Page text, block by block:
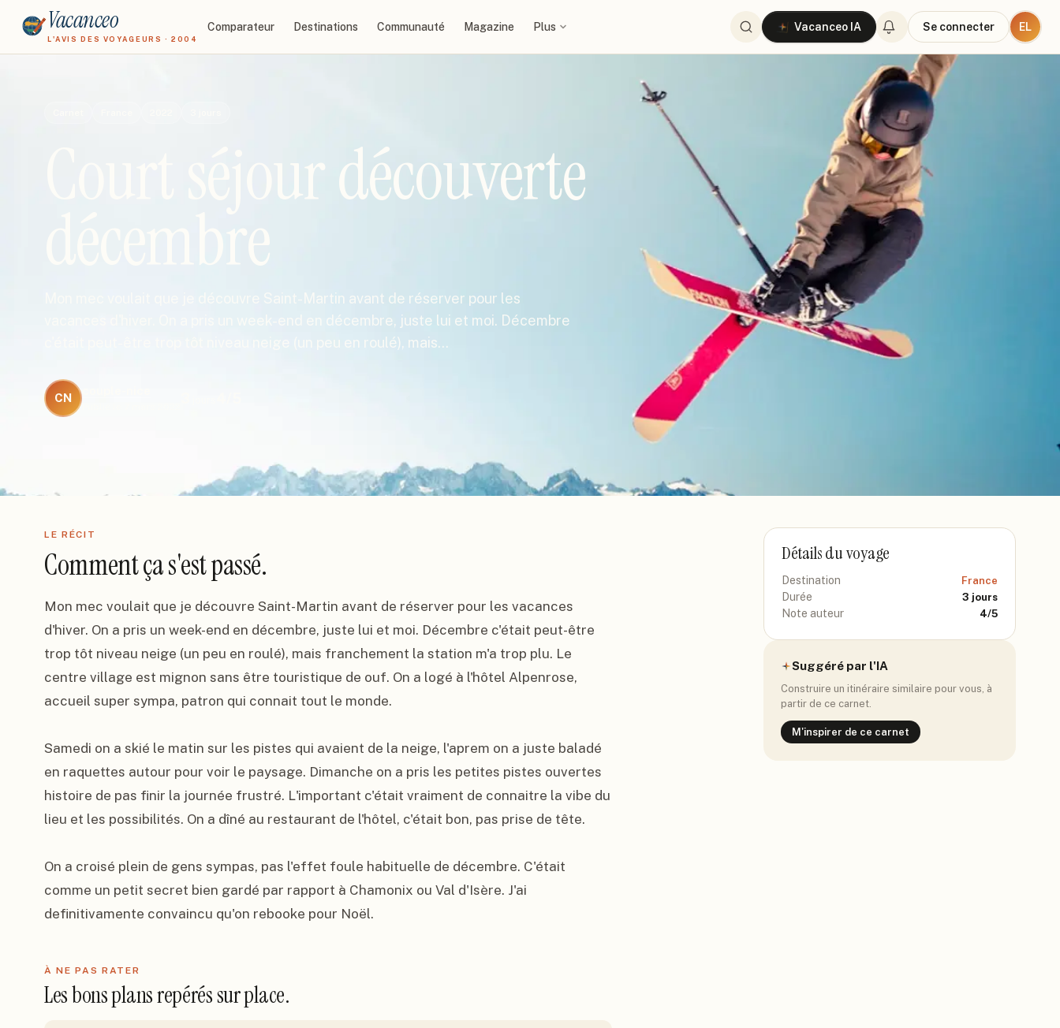
Vacanceo
L'AVIS DES VOYAGEURS · 2004
Comparateur Destinations Communauté Magazine Plus Vacanceo IA Se connecter EL
Court séjour découverte
décembre
Mon mec voulait que je découvre Saint-Martin avant de réserver pour les
vacances d'hiver. On a pris un week-end en décembre, juste lui et moi. Décembre
c'était peut-être trop tôt niveau neige (un peu en roulé), mais…
CN
LE RÉCIT
Comment ça s'est passé.
Mon mec voulait que je découvre Saint-Martin avant de réserver pour les vacances
d'hiver. On a pris un week-end en décembre, juste lui et moi. Décembre c'était peut-être
trop tôt niveau neige (un peu en roulé), mais franchement la station m'a trop plu. Le
centre village est mignon sans être touristique de ouf. On a logé à l'hôtel Alpenrose,
accueil super sympa, patron qui connait tout le monde.
Samedi on a skié le matin sur les pistes qui avaient de la neige, l'aprem on a juste baladé
en raquettes autour pour voir le paysage. Dimanche on a pris les petites pistes ouvertes
histoire de pas finir la journée frustré. L'important c'était vraiment de connaitre la vibe du
lieu et les possibilités. On a dîné au restaurant de l'hôtel, c'était bon, pas prise de tête.
On a croisé plein de gens sympas, pas l'effet foule habituelle de décembre. C'était
comme un petit secret bien gardé par rapport à Chamonix ou Val d'Isère. J'ai
definitivamente convaincu qu'on rebooke pour Noël.
À NE PAS RATER
Les bons plans repérés sur place.
Détails du voyage
Destination France
Durée 3 jours
Note auteur 4/5
Suggéré par l'IA
Construire un itinéraire similaire pour vous, à
partir de ce carnet.
M'inspirer de ce carnet